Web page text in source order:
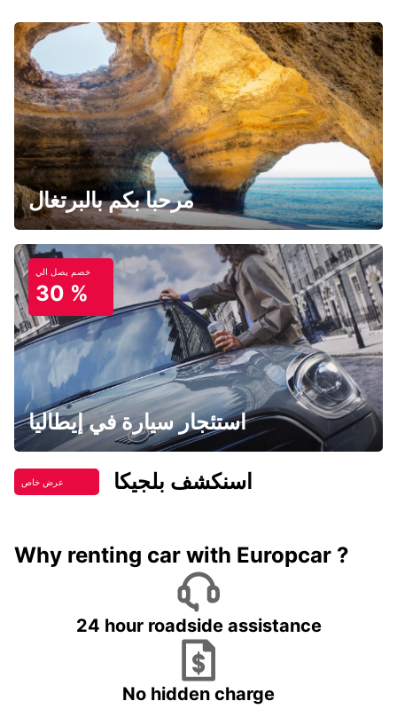
مرحبا بكم بالبرتغال
خصم يصل الي
30 %
استئجار سيارة في إيطاليا
عرض خاص اسنكشف بلجيكا
Why renting car with Europcar ?
24 hour roadside assistance
No hidden charge